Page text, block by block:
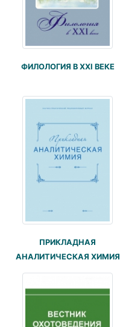
ФИЛОЛОГИЯ В XXI ВЕКЕ
ПРИКЛАДНАЯ
АНАЛИТИЧЕСКАЯ ХИМИЯ